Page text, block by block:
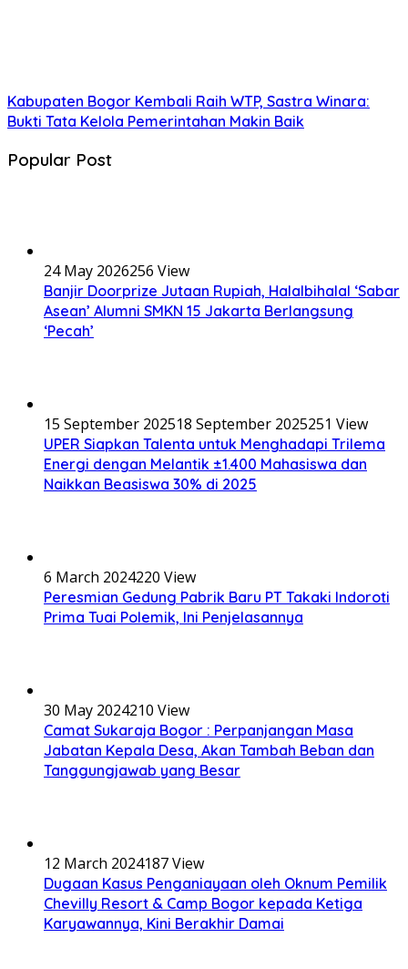
Kabupaten Bogor Kembali Raih WTP, Sastra Winara:
Bukti Tata Kelola Pemerintahan Makin Baik
Popular Post
24 May 2026256 View
Banjir Doorprize Jutaan Rupiah, Halalbihalal ‘Sabar
Asean’ Alumni SMKN 15 Jakarta Berlangsung
‘Pecah’
15 September 202518 September 2025251 View
UPER Siapkan Talenta untuk Menghadapi Trilema
Energi dengan Melantik ±1.400 Mahasiswa dan
Naikkan Beasiswa 30% di 2025
6 March 2024220 View
Peresmian Gedung Pabrik Baru PT Takaki Indoroti
Prima Tuai Polemik, Ini Penjelasannya
30 May 2024210 View
Camat Sukaraja Bogor : Perpanjangan Masa
Jabatan Kepala Desa, Akan Tambah Beban dan
Tanggungjawab yang Besar
12 March 2024187 View
Dugaan Kasus Penganiayaan oleh Oknum Pemilik
Chevilly Resort & Camp Bogor kepada Ketiga
Karyawannya, Kini Berakhir Damai